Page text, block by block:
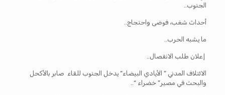
الجنوب..
أحداث شغب، فوضى واحتجاج..
ما يشبه الحرب..
إعلان طلب الانفصال..
الائتلاف المدني ” الأيادي البيضاء” يدخل الجنوب للقاء صابر بالأكحل
والبحث في مصير” خضراء “..